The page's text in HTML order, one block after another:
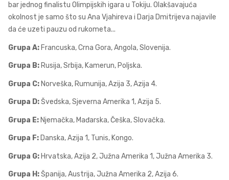
bar jednog finalistu Olimpijskih igara u Tokiju. Olakšavajuća
okolnost je samo što su Ana Vjahireva i Darja Dmitrijeva najavile
da će uzeti pauzu od rukometa...
Grupa A: Francuska, Crna Gora, Angola, Slovenija.
Grupa B:Rusija, Srbija, Kamerun, Poljska.
Grupa C: Norveška, Rumunija, Azija 3, Azija 4.
Grupa D:Švedska, Sjeverna Amerika 1, Azija 5.
Grupa E: Njemačka, Mađarska, Češka, Slovačka.
Grupa F:Danska, Azija 1, Tunis, Kongo.
Grupa G: Hrvatska, Azija 2, Južna Amerika 1, Južna Amerika 3.
Grupa H:Španija, Austrija, Južna Amerika 2, Azija 6.